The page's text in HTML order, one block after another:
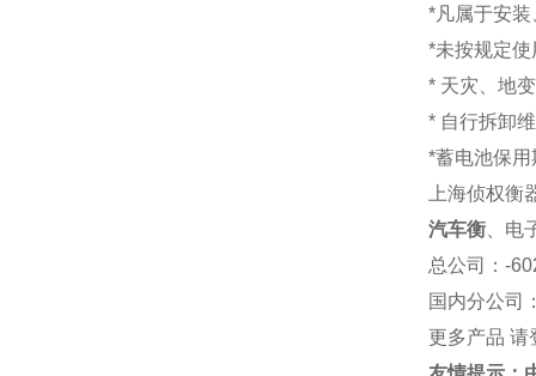
*凡属于安
*未按规定
* 天灾、地
* 自行拆卸
*蓄电池保用
上海侦权
汽车衡 、
总公司
：-
国内分公司
更多产品 请